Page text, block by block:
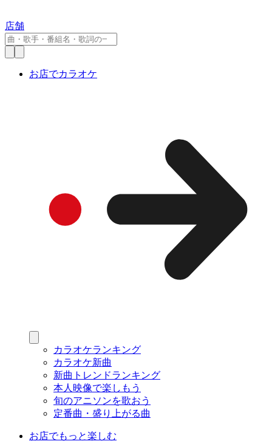
店舗
お店でカラオケ
カラオケランキング
カラオケ新曲
新曲トレンドランキング
本人映像で楽しもう
旬のアニソンを歌おう
定番曲・盛り上がる曲
お店でもっと楽しむ